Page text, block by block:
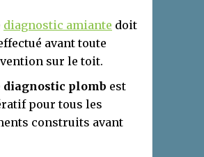
diagnostic amiante doit
avant toute
sur le toit.
diagnostic plomb est
pour tous les
construits avant